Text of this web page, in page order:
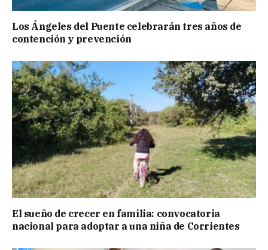
Los Ángeles del Puente celebrarán tres años de
contención y prevención
El sueño de crecer en familia: convocatoria
nacional para adoptar a una niña de Corrientes